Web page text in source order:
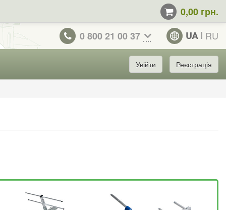
0,00 грн.
0 800 21 00 37 UA RU
Увійти Реєстрація